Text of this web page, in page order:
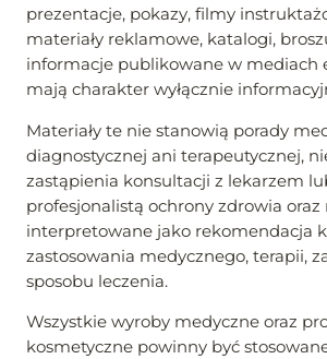
prezentacje, pokazy, filmy
materiały reklamowe, katalogi,
informacje publikowane w mediach
mają charakter wyłącznie
Materiały te nie stanowią porady
diagnostycznej ani terapeutycznej,
zastąpienia konsultacji z lekarzem
profesjonalistą ochrony zdrowia
interpretowane jako rekomendacja
zastosowania medycznego, terapii,
sposobu leczenia.
Wszystkie wyroby medyczne oraz
kosmetyczne powinny być